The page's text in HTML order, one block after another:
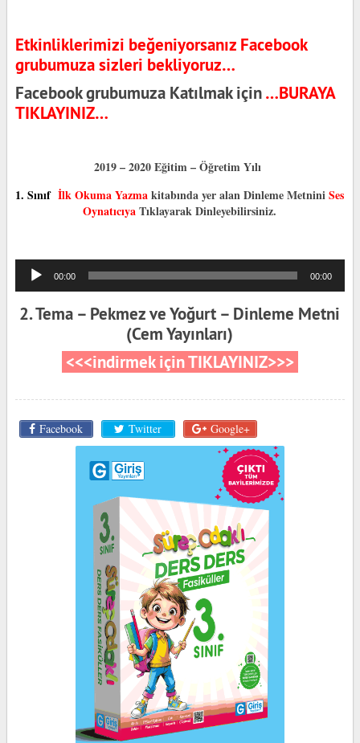
Etkinliklerimizi beğeniyorsanız Facebook
grubumuza sizleri bekliyoruz…
Facebook grubumuza Katılmak için…BURAYA
TIKLAYINIZ…
2019 – 2020 Eğitim – Öğretim Yılı
1. Sınıfİlk Okuma Yazmakitabında yer alan Dinleme MetniniSes
OynatıcıyaTıklayarak Dinleyebilirsiniz.
oynatıcı
00:00 00:00
2. Tema – Pekmez ve Yoğurt – Dinleme Metni
(Cem Yayınları)
<<<indirmek için TIKLAYINIZ>>>
Facebook Twitter Google+